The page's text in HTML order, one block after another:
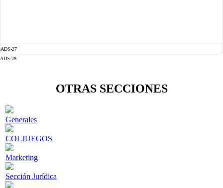
ADS-27
ADS-28
OTRAS SECCIONES
Generales
COLJUEGOS
Marketing
Sección Jurídica